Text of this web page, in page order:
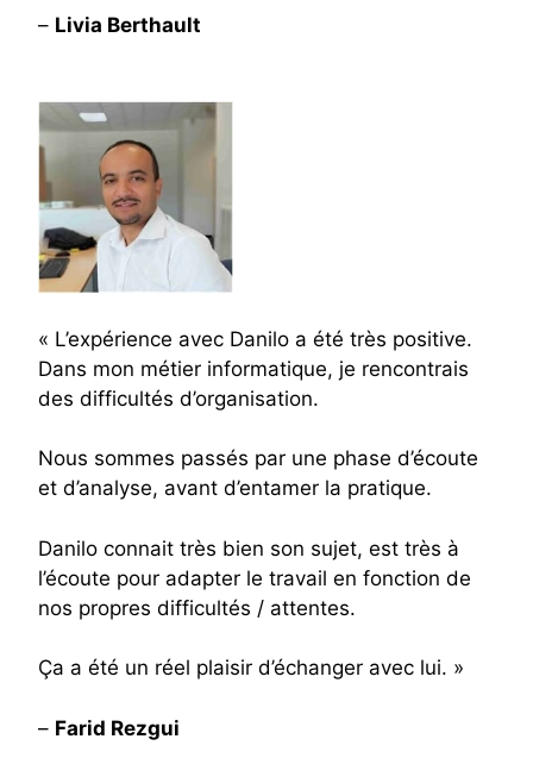
– Livia Berthault
« L’expérience avec Danilo a été très positive.
Dans mon métier informatique, je rencontrais
des difficultés d’organisation.
Nous sommes passés par une phase d’écoute
et d’analyse, avant d’entamer la pratique.
Danilo connait très bien son sujet, est très à
l’écoute pour adapter le travail en fonction de
nos propres difficultés / attentes.
Ça a été un réel plaisir d’échanger avec lui. »
– Farid Rezgui